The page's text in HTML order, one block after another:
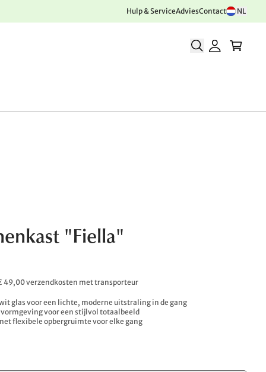
Hulp & ServiceAdviesContact NL
"Fiella"
49,00 verzendkosten met transporteur
glas voor een lichte, moderne uitstraling in de gang
voor een stijlvol totaalbeeld
flexibele opbergruimte voor elke gang